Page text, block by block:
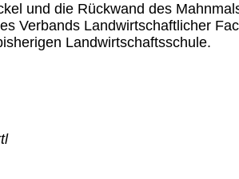
und die Rückwand des
Verbands Landwirtschaftlicher
Landwirtschaftsschule.